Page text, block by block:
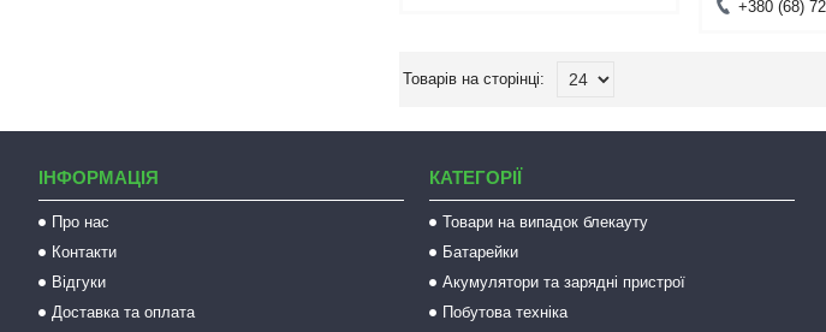
+380 (68)
ІНФОРМАЦІЯ
Про нас
Контакти
Відгуки
Доставка та оплата
КАТЕГОРІЇ
Товари на випадок блекауту
Батарейки
Акумулятори та зарядні пристрої
Побутова техніка